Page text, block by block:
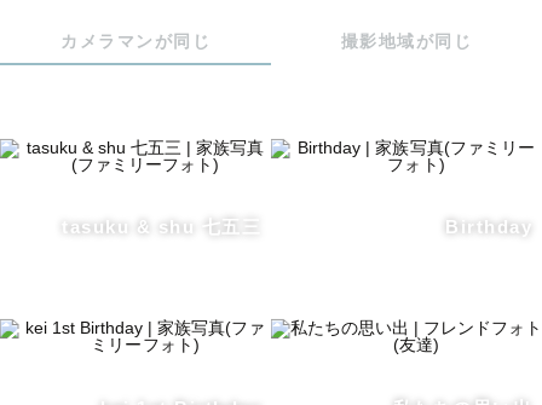
カメラマンが同じ 撮影地域が同じ
tasuku & shu 七五三 Birthday